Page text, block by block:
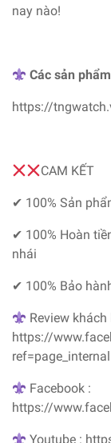
nay nào!
Các sản
https://
CAM KẾT
✔ 100% Sản
✔ 100% Hoàn
nhái
✔ 100% Bảo
Review khách
https://
ref=page_internal
Facebook :
https://
Youtube :